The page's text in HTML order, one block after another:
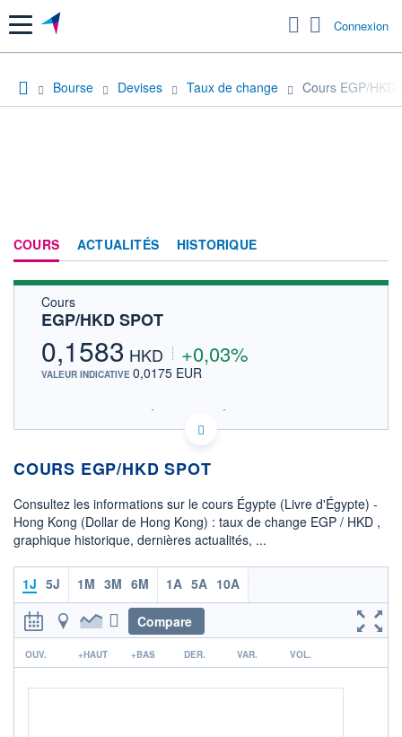
Menu Connexion
Bourse Devises Taux de change Cours EGP/HKD
COURS ACTUALITÉS HISTORIQUE
Cours
EGP/HKD SPOT
0,1583 HKD +0,03%
VALEUR INDICATIVE 0,0175 EUR
SIX - FOREX 2 DONNÉES TEMPS RÉEL
Politique d'exécution
15h29
0,1575
0,1580
OUVERTURE
0,1583
CLÔTURE VEILLE
0,1583 0,1583
COTATION SPÉCIFIQUE
COURS EGP/HKD SPOT
Consultez les informations sur le cours Égypte (Livre d'Égypte) -
Hong Kong (Dollar de Hong Kong) : taux de change EGP / HKD ,
graphique historique, dernières actualités, ...
1J 5J 1M 3M 6M 1A 5A 10A
Compare
r
OUV. +HAUT +BAS DER. VAR. VOL.